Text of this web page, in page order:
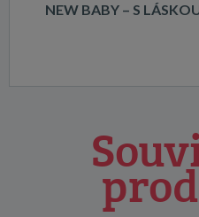
NEW BABY – S